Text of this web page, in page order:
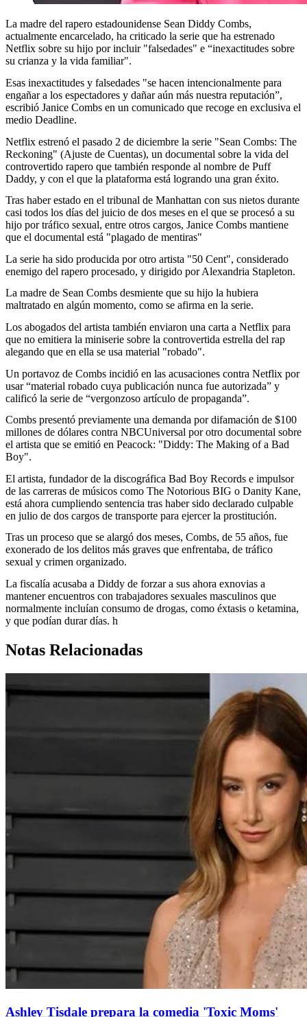
La madre del rapero estadounidense Sean Diddy Combs,
actualmente encarcelado, ha criticado la serie que ha estrenado
Netflix sobre su hijo por incluir "falsedades" e “inexactitudes sobre
su crianza y la vida familiar".
Esas inexactitudes y falsedades "se hacen intencionalmente para
engañar a los espectadores y dañar aún más nuestra reputación”,
escribió Janice Combs en un comunicado que recoge en exclusiva el
medio Deadline.
Netflix estrenó el pasado 2 de diciembre la serie "Sean Combs: The
Reckoning" (Ajuste de Cuentas), un documental sobre la vida del
controvertido rapero que también responde al nombre de Puff
Daddy, y con el que la plataforma está logrando una gran éxito.
Tras haber estado en el tribunal de Manhattan con sus nietos durante
casi todos los días del juicio de dos meses en el que se procesó a su
hijo por tráfico sexual, entre otros cargos, Janice Combs mantiene
que el documental está "plagado de mentiras"
La serie ha sido producida por otro artista "50 Cent", considerado
enemigo del rapero procesado, y dirigido por Alexandria Stapleton.
La madre de Sean Combs desmiente que su hijo la hubiera
maltratado en algún momento, como se afirma en la serie.
Los abogados del artista también enviaron una carta a Netflix para
que no emitiera la miniserie sobre la controvertida estrella del rap
alegando que en ella se usa material "robado".
Un portavoz de Combs incidió en las acusaciones contra Netflix por
usar “material robado cuya publicación nunca fue autorizada” y
calificó la serie de “vergonzoso artículo de propaganda”.
Combs presentó previamente una demanda por difamación de $100
millones de dólares contra NBCUniversal por otro documental sobre
el artista que se emitió en Peacock: "Diddy: The Making of a Bad
Boy".
El artista, fundador de la discográfica Bad Boy Records e impulsor
de las carreras de músicos como The Notorious BIG o Danity Kane,
está ahora cumpliendo sentencia tras haber sido declarado culpable
en julio de dos cargos de transporte para ejercer la prostitución.
Tras un proceso que se alargó dos meses, Combs, de 55 años, fue
exonerado de los delitos más graves que enfrentaba, de tráfico
sexual y crimen organizado.
La fiscalía acusaba a Diddy de forzar a sus ahora exnovias a
mantener encuentros con trabajadores sexuales masculinos que
normalmente incluían consumo de drogas, como éxtasis o ketamina,
y que podían durar días. h
Notas Relacionadas
Ashley Tisdale prepara la comedia 'Toxic Moms'